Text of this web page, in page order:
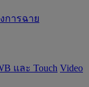
การฉาย
และ Touch Video